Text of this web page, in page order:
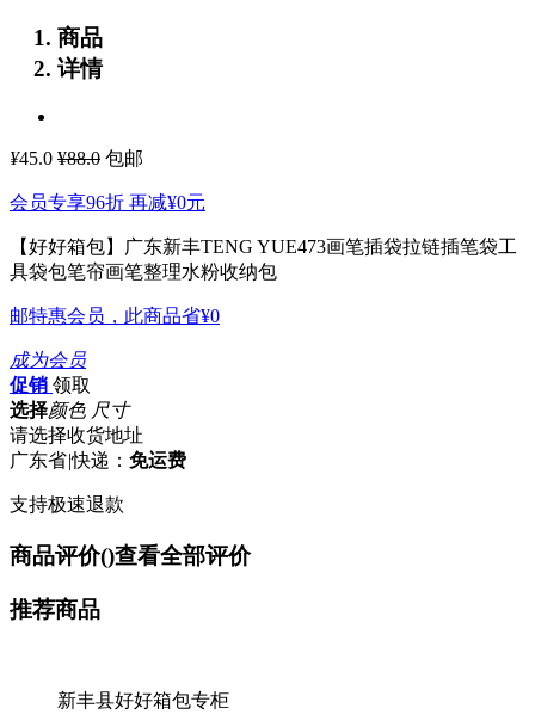
商品
详情
¥45.0 ¥88.0 包邮
会员专享96折 再减¥0元
【好好箱包】广东新丰TENG YUE473画笔插袋拉链插笔袋工
具袋包笔帘画笔整理水粉收纳包
邮特惠会员，此商品省¥0
成为会员
促销 领取
选择颜色 尺寸
请选择收货地址
广东省|快递： 免运费
支持极速退款
商品评价()查看全部评价
推荐商品
新丰县好好箱包专柜